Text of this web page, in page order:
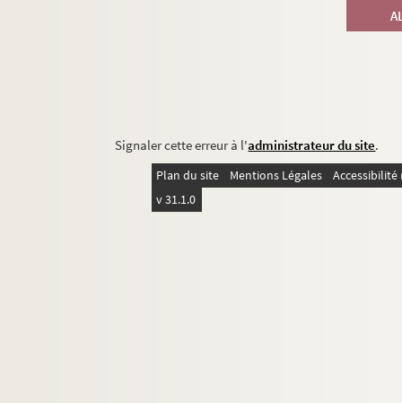
Signaler cette erreur à l'administrateur du site.
Plan du site Mentions Légales
v 31.1.0